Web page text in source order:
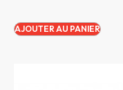
AJOUTER AU PANIER